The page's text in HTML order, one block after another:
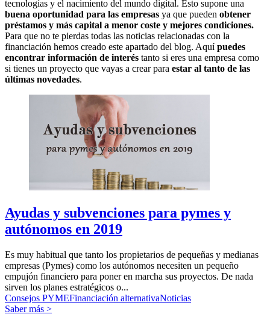
tecnologías y el nacimiento del mundo digital. Esto supone una
buena oportunidad para las empresas ya que pueden obtener
préstamos y más capital a menor coste y mejores condiciones.
Para que no te pierdas todas las noticias relacionadas con la
financiación hemos creado este apartado del blog. Aquípuedes
encontrar información de interés tanto si eres una empresa como
si tienes un proyecto que vayas a crear para estar al tanto de las
últimas novedades.
Ayudas y subvenciones para pymes y
autónomos en 2019
Es muy habitual que tanto los propietarios de pequeñas y medianas
empresas (Pymes) como los autónomos necesiten un pequeño
empujón financiero para poner en marcha sus proyectos. De nada
sirven los planes estratégicos o...
Consejos PYMEFinanciación alternativaNoticias
Saber más >